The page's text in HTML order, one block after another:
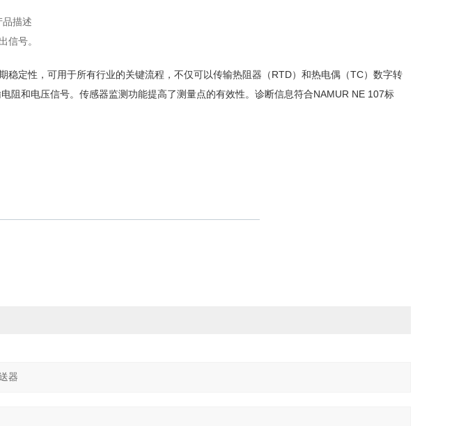
品描述
信号。
稳定性，可用于所有行业的关键流程，不仅可以传输热阻器（RTD）和热电偶（TC）数字转
阻和电压信号。传感器监测功能提高了测量点的有效性。诊断信息符合NAMUR NE 107标